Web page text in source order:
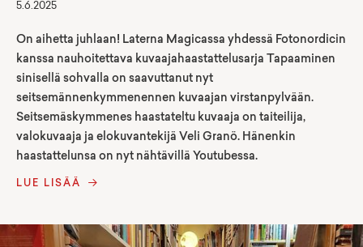
5.6.2025
On aihetta juhlaan! Laterna Magicassa yhdessä Fotonordicin
kanssa nauhoitettava kuvaajahaastattelusarja Tapaaminen
sinisellä sohvalla on saavuttanut nyt
seitsemännenkymmenennen kuvaajan virstanpylvään.
Seitsemäskymmenes haastateltu kuvaaja on taiteilija,
valokuvaaja ja elokuvantekijä Veli Granö. Hänenkin
haastattelunsa on nyt nähtävillä Youtubessa.
LUE LISÄÄ